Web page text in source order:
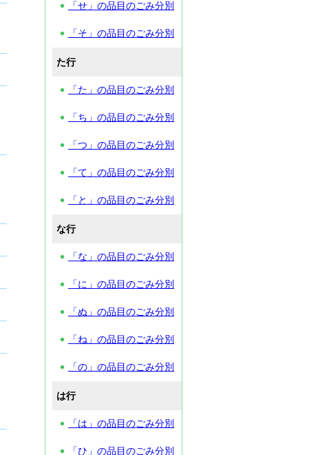
「せ」の品目のごみ分別
「そ」の品目のごみ分別
た行
「た」の品目のごみ分別
「ち」の品目のごみ分別
「つ」の品目のごみ分別
「て」の品目のごみ分別
「と」の品目のごみ分別
な行
「な」の品目のごみ分別
「に」の品目のごみ分別
「ぬ」の品目のごみ分別
「ね」の品目のごみ分別
「の」の品目のごみ分別
は行
「は」の品目のごみ分別
「ひ」の品目のごみ分別